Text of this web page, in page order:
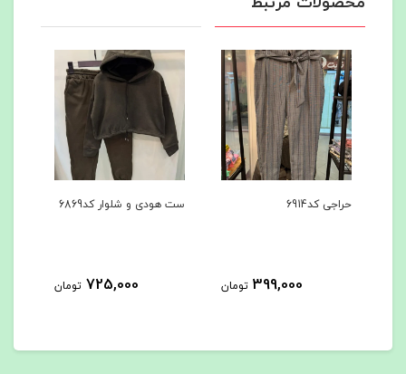
تومان
ست هودی و شلوار کد6869
تومان
ست هودی و شلوار